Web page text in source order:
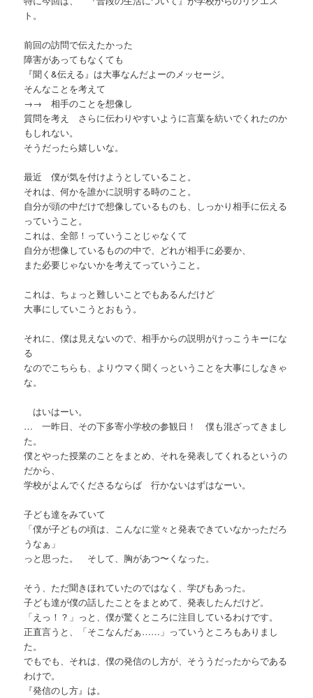
ト。
前回の訪問で伝えたかった
障害があってもなくても
『聞く&伝える』は大事なんだよーのメッセージ。
そんなことを考えて
→→ 相手のことを想像し
質問を考え さらに伝わりやすいように言葉を紡いでくれたのか
もしれない。
そうだったら嬉しいな。
最近 僕が気を付けようとしていること。
それは、何かを誰かに説明する時のこと。
自分が頭の中だけで想像しているものも、しっかり相手に伝える
っていうこと。
これは、全部！っていうことじゃなくて
自分が想像しているものの中で、どれが相手に必要か、
また必要じゃないかを考えてっていうこと。
これは、ちょっと難しいことでもあるんだけど
大事にしていこうとおもう。
それに、僕は見えないので、相手からの説明がけっこうキーにな
る
なのでこちらも、よりウマく聞くっということを大事にしなきゃ
な。
はいはーい。
… 一昨日、その下多寄小学校の参観日！ 僕も混ざってきまし
た。
僕とやった授業のことをまとめ、それを発表してくれるというの
だから、
学校がよんでくださるならば 行かないはずはなーい。
子ども達をみていて
「僕が子どもの頃は、こんなに堂々と発表できていなかっただろ
うなぁ」
っと思った。 そして、胸があつ〜くなった。
そう、ただ聞きほれていたのではなく、学びもあった。
子ども達が僕の話したことをまとめて、発表したんだけど。
「えっ！？」っと、僕が驚くところに注目しているわけです。
正直言うと、「そこなんだぁ……」っていうところもありまし
た。
でもでも、それは、僕の発信のし方が、そううだったからである
わけで。
『発信のし方』は。